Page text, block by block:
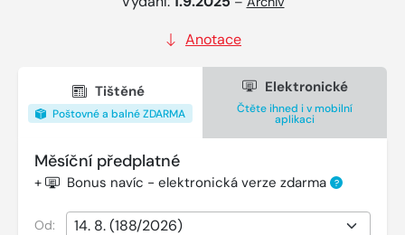
Anotace
Tištěné
Poštovné a balné ZDARMA
Elektronické
Čtěte ihned i v mobilní
aplikaci
Měsíční předplatné
+ Bonus navíc - elektronická verze zdarma ?
Od: